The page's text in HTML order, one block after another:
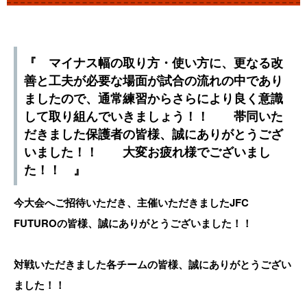
『 マイナス幅の取り方・使い方に、更なる改
善と工夫が必要な場面が試合の流れの中であり
ましたので、通常練習からさらにより良く意識
して取り組んでいきましょう！！ 帯同いた
だきました保護者の皆様、誠にありがとうござ
いました！！ 大変お疲れ様でございまし
た！！ 』
今大会へご招待いただき、主催いただきましたJFC
FUTUROの皆様、誠にありがとうございました！！
対戦いただきました各チームの皆様、誠にありがとうござい
ました！！